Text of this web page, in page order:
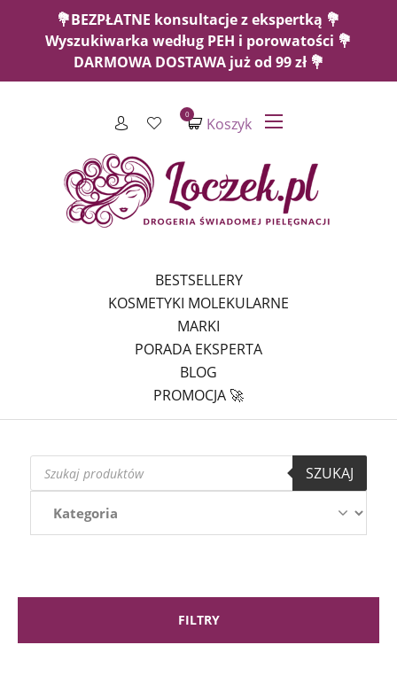
💐BEZPŁATNE konsultacje z ekspertką 💐
Wyszukiwarka według PEH i porowatości 💐
DARMOWA DOSTAWA już od 99 zł 💐
Koszyk
0
BESTSELLERY
KOSMETYKI MOLEKULARNE
MARKI
PORADA EKSPERTA
BLOG
PROMOCJA 🚀
Wyszukiwarka
produktów
SZUKAJ
FILTRY